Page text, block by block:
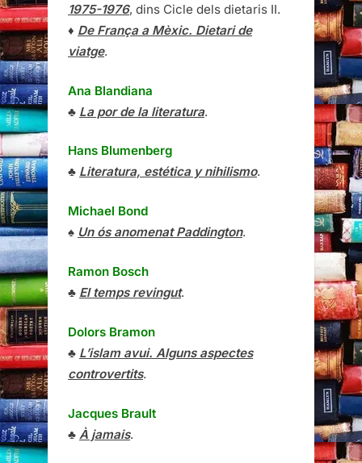
1975-1976, dins Cicle dels dietaris II.
♦ De França a Mèxic. Dietari de
viatge.
Ana Blandiana
♣ La por de la literatura.
Hans Blumenberg
♣ Literatura, estética y nihilismo.
Michael Bond
♠ Un ós anomenat Paddington.
Ramon Bosch
♣ El temps revingut.
Dolors Bramon
♣ L’islam avui. Alguns aspectes
controvertits.
Jacques Brault
♣ À jamais.